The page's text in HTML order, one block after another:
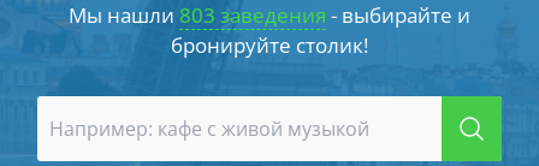
Мы нашли 803 заведения - выбирайте и
бронируйте столик!